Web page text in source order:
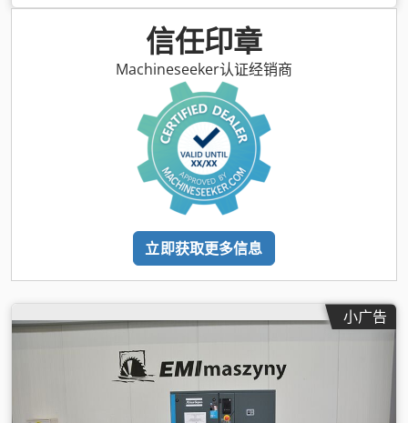
信任印章
Machineseeker认证经销商
立即获取更多信息
小广告